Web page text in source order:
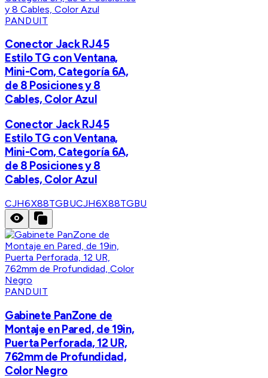
PANDUIT
Conector Jack RJ45
Estilo TG con Ventana,
Mini-Com, Categoría 6A,
de 8 Posiciones y 8
Cables, Color Azul
Conector Jack RJ45
Estilo TG con Ventana,
Mini-Com, Categoría 6A,
de 8 Posiciones y 8
Cables, Color Azul
CJH6X88TGBUCJH6X88TGBU
PANDUIT
Gabinete PanZone de
Montaje en Pared, de 19in,
Puerta Perforada, 12 UR,
762mm de Profundidad,
Color Negro